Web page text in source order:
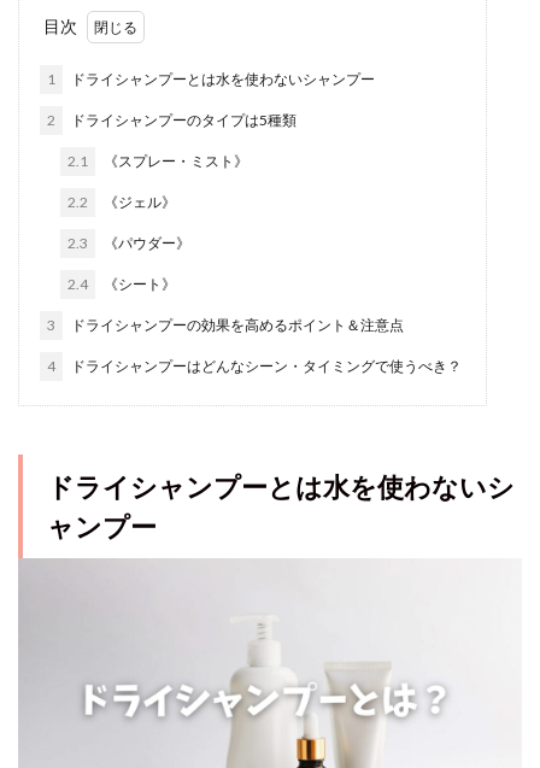
目次
1 ドライシャンプーとは水を使わないシャンプー
2 ドライシャンプーのタイプは5種類
2.1 《スプレー・ミスト》
2.2 《ジェル》
2.3 《パウダー》
2.4 《シート》
3 ドライシャンプーの効果を高めるポイント＆注意点
4 ドライシャンプーはどんなシーン・タイミングで使うべき？
ドライシャンプーとは水を使わないシ
ャンプー